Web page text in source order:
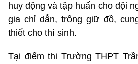
huy động và tập huấn cho đội
gia chỉ dẫn, trông giữ đồ,
thiết cho thí sinh.
Tại điểm thi Trường THPT